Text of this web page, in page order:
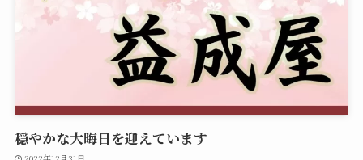
穏やかな大晦日を迎えています